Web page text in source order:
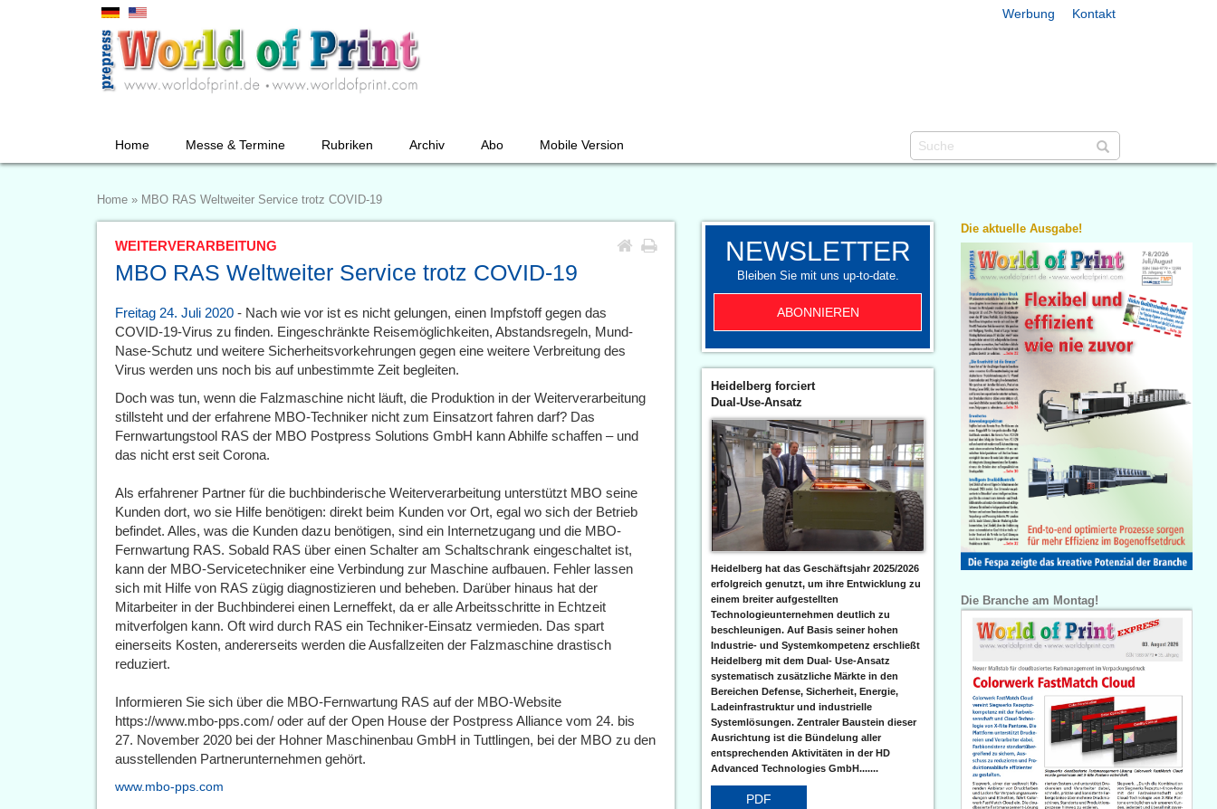
Werbung Kontakt
Home Messe & Termine Rubriken Archiv Abo Mobile Version
Home » MBO RAS Weltweiter Service trotz COVID-19
WEITERVERARBEITUNG
MBO RAS Weltweiter Service trotz COVID-19
Freitag 24. Juli 2020 - Nach wie vor ist es nicht gelungen, einen Impfstoff gegen das
COVID-19-Virus zu finden. Eingeschränkte Reisemöglichkeiten, Abstandsregeln, Mund-
Nase-Schutz und weitere Sicherheitsvorkehrungen gegen eine weitere Verbreitung des
Virus werden uns noch bis auf unbestimmte Zeit begleiten.
Doch was tun, wenn die Falzmaschine nicht läuft, die Produktion in der Weiterverarbeitung
stillsteht und der erfahrene MBO-Techniker nicht zum Einsatzort fahren darf? Das
Fernwartungstool RAS der MBO Postpress Solutions GmbH kann Abhilfe schaffen – und
das nicht erst seit Corona.
Als erfahrener Partner für die buchbinderische Weiterverarbeitung unterstützt MBO seine
Kunden dort, wo sie Hilfe benötigen: direkt beim Kunden vor Ort, egal wo sich der Betrieb
befindet. Alles, was die Kunden dazu benötigen, sind ein Internetzugang und die MBO-
Fernwartung RAS. Sobald RAS über einen Schalter am Schaltschrank eingeschaltet ist,
kann der MBO-Servicetechniker eine Verbindung zur Maschine aufbauen. Fehler lassen
sich mit Hilfe von RAS zügig diagnostizieren und beheben. Darüber hinaus hat der
Mitarbeiter in der Buchbinderei einen Lerneffekt, da er alle Arbeitsschritte in Echtzeit
mitverfolgen kann. Oft wird durch RAS ein Techniker-Einsatz vermieden. Das spart
einerseits Kosten, andererseits werden die Ausfallzeiten der Falzmaschine drastisch
reduziert.
Informieren Sie sich über die MBO-Fernwartung RAS auf der MBO-Website
https://www.mbo-pps.com/ oder auf der Open House der Postpress Alliance vom 24. bis
27. November 2020 bei der Hohner Maschinenbau GmbH in Tuttlingen, bei der MBO zu den
ausstellenden Partnerunternehmen gehört.
www.mbo-pps.com
NEWSLETTER
Bleiben Sie mit uns up-to-date.
ABONNIEREN
Heidelberg forciert
Dual-Use-Ansatz
Heidelberg hat das Geschäftsjahr 2025/2026
erfolgreich genutzt, um ihre Entwicklung zu
einem breiter aufgestellten
Technologieunternehmen deutlich zu
beschleunigen. Auf Basis seiner hohen
Industrie- und Systemkompetenz erschließt
Heidelberg mit dem Dual- Use-Ansatz
systematisch zusätzliche Märkte in den
Bereichen Defense, Sicherheit, Energie,
Ladeinfrastruktur und industrielle
Systemlösungen. Zentraler Baustein dieser
Ausrichtung ist die Bündelung aller
entsprechenden Aktivitäten in der HD
Advanced Technologies GmbH.......
PDF
Die aktuelle Ausgabe!
Die Branche am Montag!